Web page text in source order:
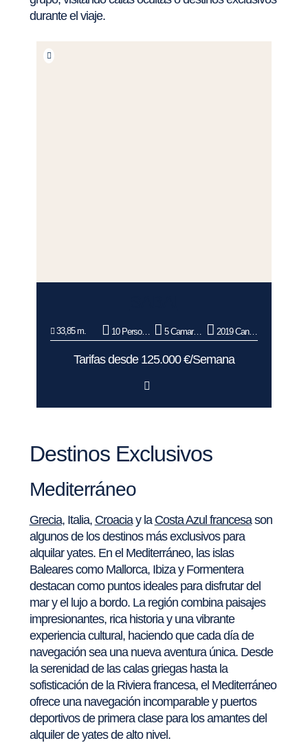
durante el viaje.
33,85 m. 10 Personas 5 Camarotes 2019 Cantiere Delle Marche
Tarifas desde 125.000 €/Semana
Destinos Exclusivos
Mediterráneo
Grecia, Italia, Croaciay la Costa Azul francesason
algunos de los destinos más exclusivos para
alquilar yates. En el Mediterráneo, las islas
Baleares como Mallorca, Ibiza y Formentera
destacan como puntos ideales para disfrutar del
mar y el lujo a bordo. La región combina paisajes
impresionantes, rica historia y una vibrante
experiencia cultural, haciendo que cada día de
navegación sea una nueva aventura única. Desde
la serenidad de las calas griegas hasta la
sofisticación de la Riviera francesa, el Mediterráneo
ofrece una navegación incomparable y puertos
deportivos de primera clase para los amantes del
alquiler de yates de alto nivel.